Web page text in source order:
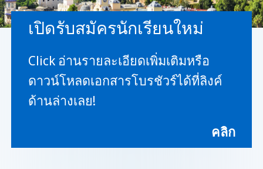
เปิดรับสมัครนักเรียนใหม่
Click อ่านรายละเอียดเพิ่มเติมหรือ
ดาวน์โหลดเอกสารโบรชัวร์ได้ที่ลิงค์
ด้านล่างเลย!
คลิก